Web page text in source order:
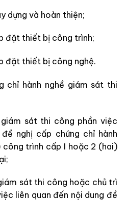
dựng và hoàn thiện;
đặt thiết bị công trình;
đặt thiết bị công nghệ.
chỉ hành nghề giám sát thi
sát thi công phần việc
nghị cấp chứng chỉ hành
trình cấp I hoặc 2 (hai)
sát thi công hoặc chủ trì
liên quan đến nội dung đề